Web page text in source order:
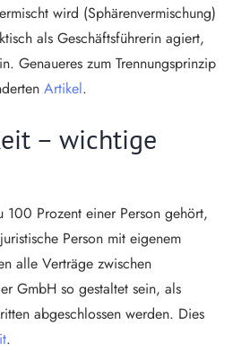
wird (Sphärenvermischung)
als Geschäftsführerin agiert,
Genaueres zum Trennungsprinzip
Artikel.
– wichtige
Prozent einer Person gehört,
Person mit eigenem
alle Verträge zwischen
GmbH so gestaltet sein, als
abgeschlossen werden. Dies
.